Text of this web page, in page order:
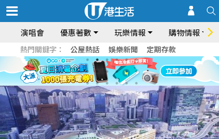
演唱會 優惠著數 玩樂情報 購物情報
熱門關鍵字： 公屋熱話 娛樂新聞 定期存款